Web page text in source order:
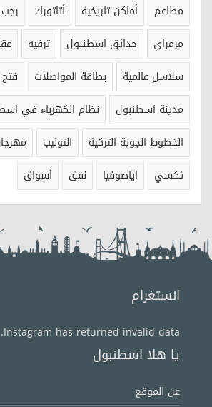
مطاعم أماكن تاريخية أتاتورك
مرمراي
حدائق اسطنبول ترفيه
سلاسل عالمية
بطاقة المواصلات
مدينة اسطنبول
نظام الكهرباء في
الخطوط الجوية التركية
التوليب
تكسي
اياصوفيا نفق أسواق
انستغرام
Instagram has returned invalid data.
يا هلا اسطنبول
عن الموقع